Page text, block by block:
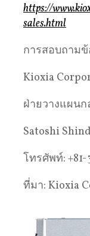
https://
sales.html
การสอบถาม
Kioxia
ฝ่ายวางแผน
Satoshi
โทรศัพท์:
ที่มา: Kioxia